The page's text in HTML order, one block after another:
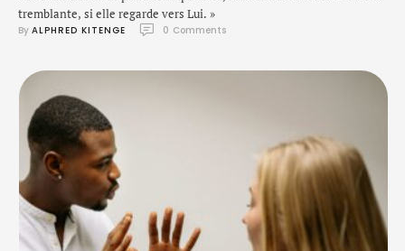
tremblante, si elle regarde vers Lui. »
By ALPHRED KITENGE 0 Comments